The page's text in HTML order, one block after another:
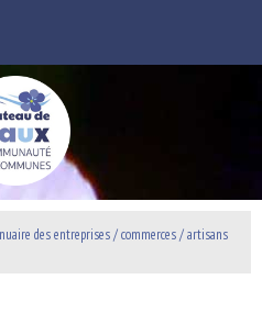
des entreprises / commerces / artisans